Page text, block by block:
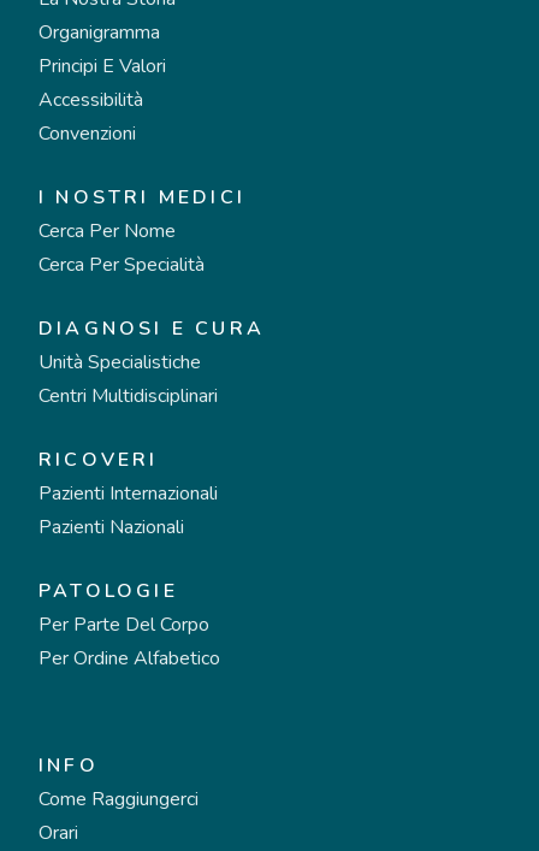
Organigramma
Principi E Valori
Accessibilità
Convenzioni
I NOSTRI MEDICI
Cerca Per Nome
Cerca Per Specialità
DIAGNOSI E CURA
Unità Specialistiche
Centri Multidisciplinari
RICOVERI
Pazienti Internazionali
Pazienti Nazionali
PATOLOGIE
Per Parte Del Corpo
Per Ordine Alfabetico
INFO
Come Raggiungerci
Orari